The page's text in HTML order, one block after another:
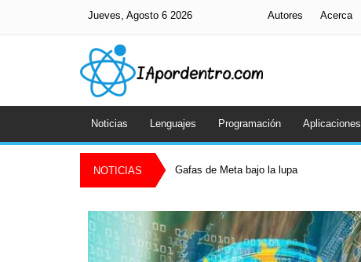
Jueves, Agosto 6 2026 Autores Acerca
Noticias Lenguajes Programación Aplicaciones
NOTICIAS Gafas de Meta bajo la lupa